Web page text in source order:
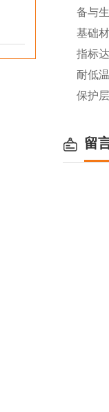
备与
基础
指标
耐低
保护
留